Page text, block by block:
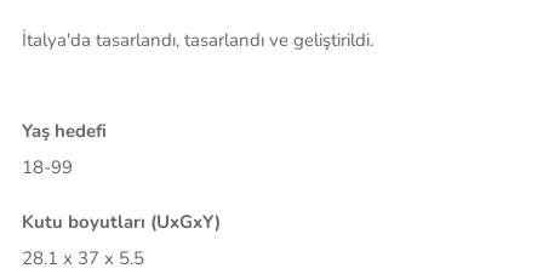
İtalya'da tasarlandı, tasarlandı ve geliştirildi.
Yaş hedefi
18-99
Kutu boyutları (UxGxY)
28.1 x 37 x 5.5